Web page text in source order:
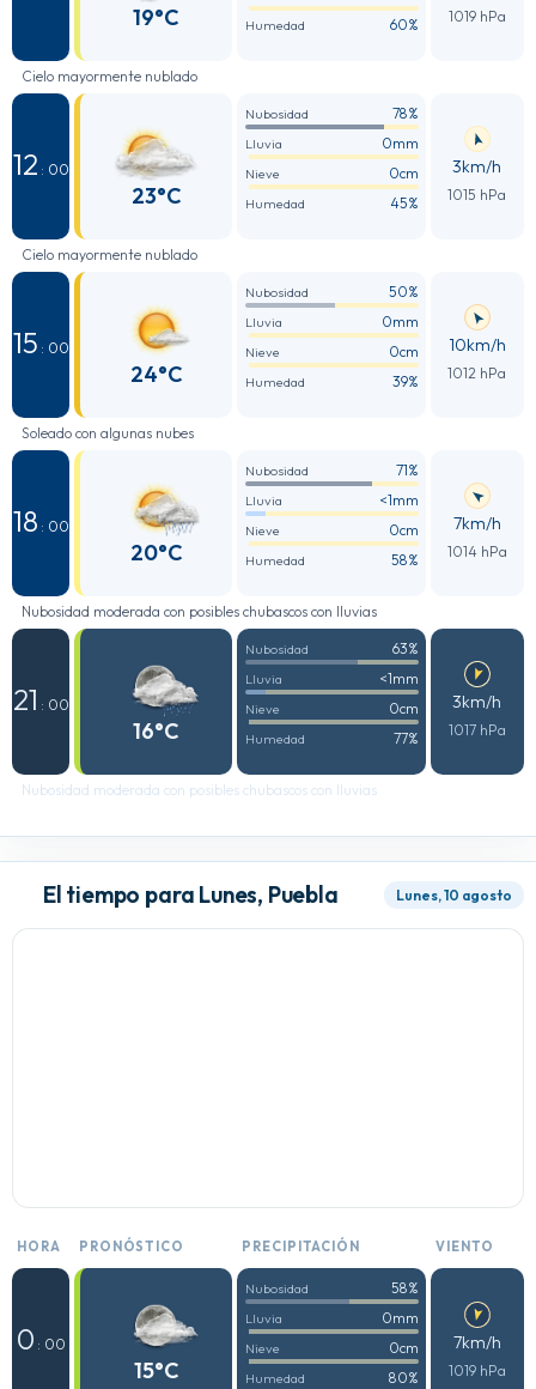
19°C Humedad 60% 1019 hPa
Cielo mayormente nublado
12 : 00
23°C
Nubosidad 78%
Lluvia 0mm
Nieve 0cm
Humedad 45%
3km/h
1015 hPa
Cielo mayormente nublado
15 : 00
24°C
Nubosidad 50%
Lluvia 0mm
Nieve 0cm
Humedad 39%
10km/h
1012 hPa
Soleado con algunas nubes
18 : 00
20°C
Nubosidad 71%
Lluvia <1mm
Nieve 0cm
Humedad 58%
7km/h
1014 hPa
Nubosidad moderada con posibles chubascos con lluvias
21 : 00
16°C
Nubosidad 63%
Lluvia <1mm
Nieve 0cm
Humedad 77%
3km/h
1017 hPa
Nubosidad moderada con posibles chubascos con lluvias
El tiempo para Lunes, Puebla Lunes, 10 agosto
HORA PRONÓSTICO PRECIPITACIÓN VIENTO
0 : 00
15°C
Nubosidad 58%
Lluvia 0mm
Nieve 0cm
Humedad 80%
7km/h
1019 hPa